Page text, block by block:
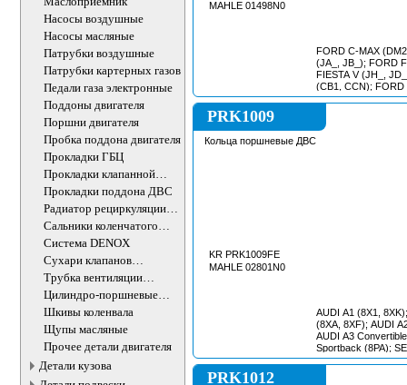
Насосы воздушные
Насосы масляные
Патрубки воздушные
Патрубки картерных газов
Педали газа электронные
Поддоны двигателя
Поршни двигателя
Пробка поддона двигателя
Прокладки ГБЦ
Прокладки клапанной
крышки
Прокладки поддона ДВС
Радиатор рециркуляции
ОГ
Сальники коленчатого
вала двигателя
Система DENOX
Сухари клапанов
впускных/выпускных
Трубка вентиляции
картера
Цилиндро-поршневые
группы ДВС
Шкивы коленвала
Щупы масляные
Прочее детали двигателя
Детали кузова
MAHLE 01498N0
FORD C-MAX
(JA_, JB_); FORD
FIESTA V (JH_,
(CB1, CCN); FORD
FORD FOCUS Box
Box Body/Estate;
PRK1009
Кольца поршневые ДВС
KR PRK1009FE
MAHLE 02801N0
AUDI A1 (8X1,
(8XA, 8XF); AUDI
AUDI A3
Sportback (8PA);
ALTEA XL (5P5,
PRK1012